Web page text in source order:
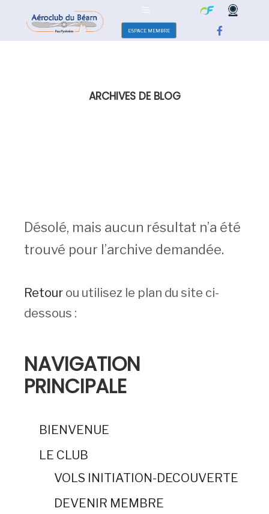
ESPACE MEMBRE
ARCHIVES DE BLOG
Désolé, mais aucun résultat n’a été
trouvé pour l’archive demandée.
Retour ou utilisez le plan du site ci-
dessous :
NAVIGATION
PRINCIPALE
BIENVENUE
LE CLUB
VOLS INITIATION-DECOUVERTE
DEVENIR MEMBRE